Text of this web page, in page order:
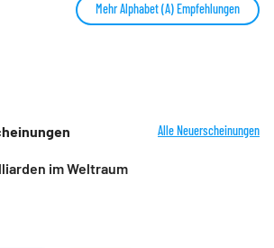
Mehr Alphabet (A) Empfehlungen
Alle Neuerscheinungen
im Weltraum